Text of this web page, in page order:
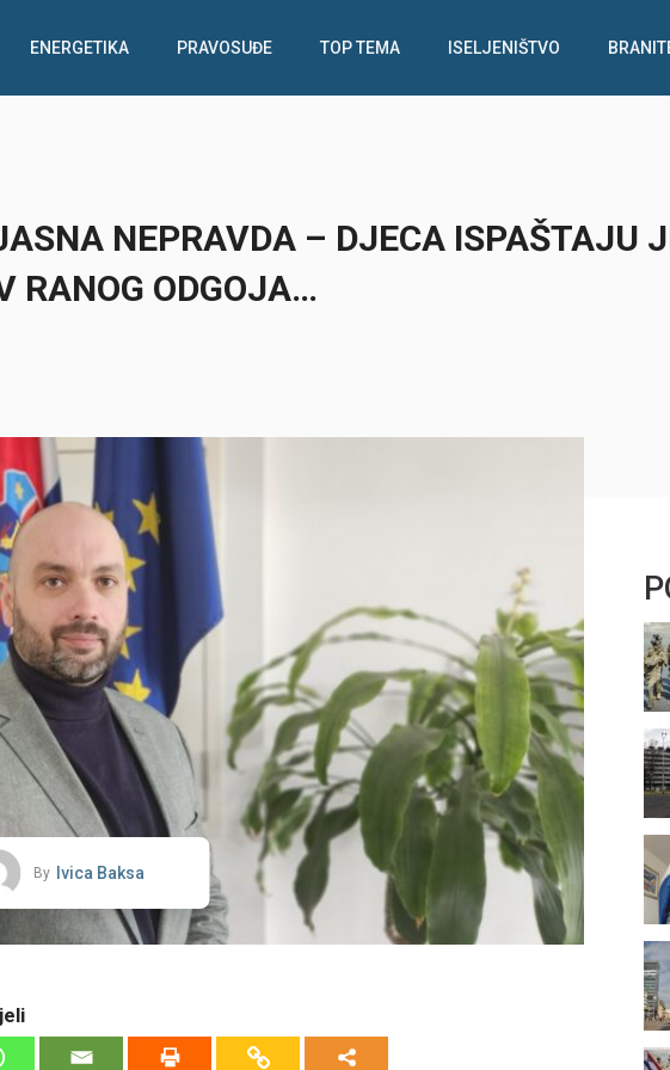
ENERGETIKA PRAVOSUĐE TOP TEMA ISELJENIŠTVO
NEPRAVDA – DJECA ISPAŠTAJU
RANOG ODGOJA…
By Ivica Baksa